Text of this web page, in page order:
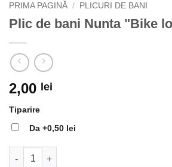
PRIMA PAGINĂ / PLICURI DE BANI
Plic de bani Nunta "Bike
2,00 lei
Tiparire
Da +0,50 lei
Cantitate Plic de bani Nunta "Bike love"